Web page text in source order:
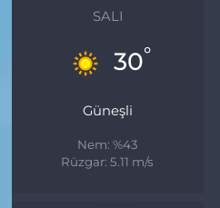
SALI
30°
Güneşli
Nem: %43
Rüzgar: 5.11 m/s